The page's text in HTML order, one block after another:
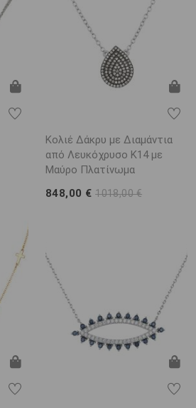
Κολιέ Δάκρυ με Διαμάντια
από Λευκόχρυσο K14 με
Μαύρο Πλατίνωμα
848,00 €1018,00 €